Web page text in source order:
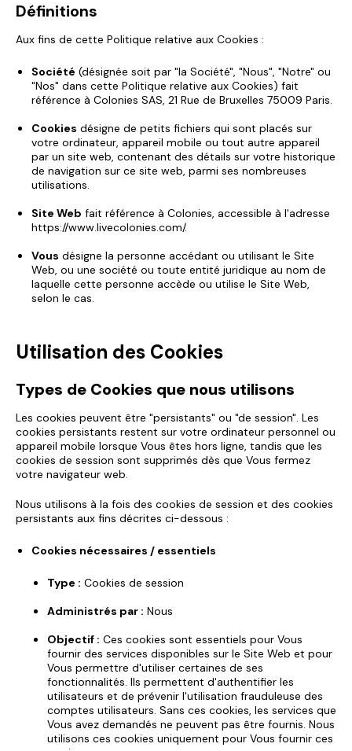
Définitions
Aux fins de cette Politique relative aux Cookies :
Société (désignée soit par "la Société", "Nous", "Notre" ou
"Nos" dans cette Politique relative aux Cookies) fait
référence à Colonies SAS, 21 Rue de Bruxelles 75009 Paris.
Cookies désigne de petits fichiers qui sont placés sur
votre ordinateur, appareil mobile ou tout autre appareil
par un site web, contenant des détails sur votre historique
de navigation sur ce site web, parmi ses nombreuses
utilisations.
Site Web fait référence à Colonies, accessible à l'adresse
https://www.livecolonies.com/.
Vous désigne la personne accédant ou utilisant le Site
Web, ou une société ou toute entité juridique au nom de
laquelle cette personne accède ou utilise le Site Web,
selon le cas.
Utilisation des Cookies
Types de Cookies que nous utilisons
Les cookies peuvent être "persistants" ou "de session". Les
cookies persistants restent sur votre ordinateur personnel ou
appareil mobile lorsque Vous êtes hors ligne, tandis que les
cookies de session sont supprimés dès que Vous fermez
votre navigateur web.
Nous utilisons à la fois des cookies de session et des cookies
persistants aux fins décrites ci-dessous :
Cookies nécessaires / essentiels
Type : Cookies de session
Administrés par : Nous
Objectif : Ces cookies sont essentiels pour Vous
fournir des services disponibles sur le Site Web et pour
Vous permettre d'utiliser certaines de ses
fonctionnalités. Ils permettent d'authentifier les
utilisateurs et de prévenir l'utilisation frauduleuse des
comptes utilisateurs. Sans ces cookies, les services que
Vous avez demandés ne peuvent pas être fournis. Nous
utilisons ces cookies uniquement pour Vous fournir ces